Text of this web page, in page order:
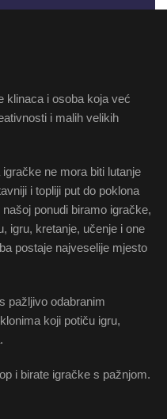
klinaca i osoba koja već
i malih velikih
ne mora biti lutanje
i topliji put do poklona
ponudi biramo igračke,
igru, kretanje, učenje i one
postaje najveselije mjesto
pažljivo odabranim
koji potiču igru,
i birate igračke s pažnjom.